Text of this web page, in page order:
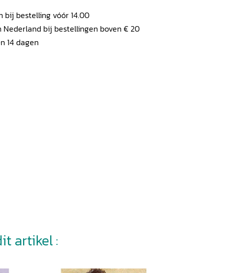
bij bestelling vóór 14.00
bij bestellingen boven € 20
14 dagen
artikel :